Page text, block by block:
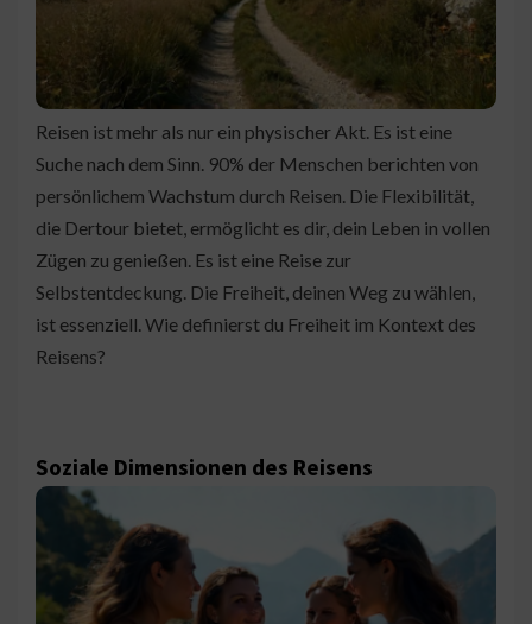
Reisen ist mehr als nur ein physischer Akt. Es ist eine
Suche nach dem Sinn. 90% der Menschen berichten von
persönlichem Wachstum durch Reisen. Die Flexibilität,
die Dertour bietet, ermöglicht es dir, dein Leben in vollen
Zügen zu genießen. Es ist eine Reise zur
Selbstentdeckung. Die Freiheit, deinen Weg zu wählen,
ist essenziell. Wie definierst du Freiheit im Kontext des
Reisens?
Soziale Dimensionen des Reisens